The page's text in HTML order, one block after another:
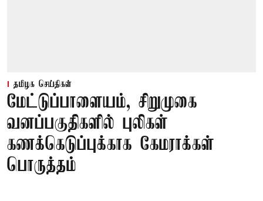
தமிழக செய்திகள்
மேட்டுப்பாளையம், சிறுமுகை
வனப்பகுதிகளில் புலிகள்
கணக்கெடுப்புக்காக கேமராக்கள்
பொருத்தம்